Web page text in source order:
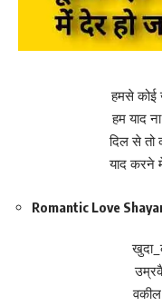
हमसे कोई
हम याद
दिल से तो
याद करने
Romantic Love